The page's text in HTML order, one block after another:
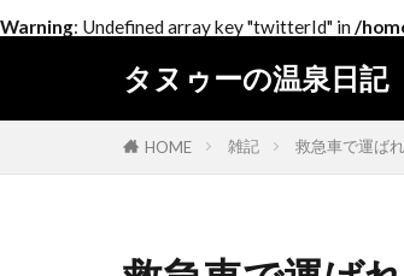
Warning: Undefined array key "twitterId" in/
タヌゥーの温泉日記
HOME 雑記 救急車で運ば